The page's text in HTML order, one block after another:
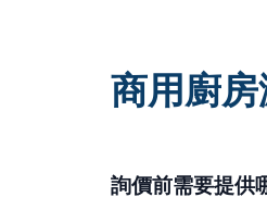
商用廚
詢價前需要提供